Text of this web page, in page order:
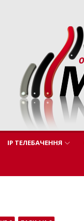
IP ТЕЛЕБАЧЕННЯ